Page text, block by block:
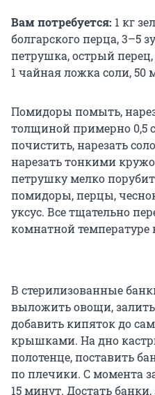
Вам потребуется: 1 кг
болгарского перца, 3–5
петрушка, острый перец,
1 чайная ложка соли, 50
Помидоры помыть,
толщиной примерно 0,5
почистить, нарезать
нарезать тонкими
петрушку мелко
помидоры, перцы,
уксус. Все тщательно
комнатной температуре
В стерилизованные
выложить овощи,
добавить кипяток до
крышками. На дно
полотенце, поставить
по плечики. С момента
15 минут. Достать банки,